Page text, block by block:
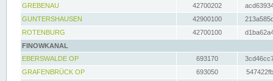
GREBENAU
42700202
GUNTERSHAUSEN
42900100
ROTENBURG
42700100
FINOWKANAL
EBERSWALDE OP
693170
GRAFENBRÜCK OP
693050